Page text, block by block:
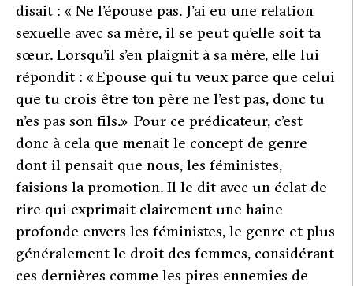
disait : « Ne l’épouse pas. J’ai eu une relation
sexuelle avec sa mère, il se peut qu’elle soit ta
sœur. Lorsqu’il s’en plaignit à sa mère, elle lui
répondit : « Epouse qui tu veux parce que celui
que tu crois être ton père ne l’est pas, donc tu
n’es pas son fils.» Pour ce prédicateur, c’est
donc à cela que menait le concept de genre
dont il pensait que nous, les féministes,
faisions la promotion. Il le dit avec un éclat de
rire qui exprimait clairement une haine
profonde envers les féministes, le genre et plus
généralement le droit des femmes, considérant
ces dernières comme les pires ennemies de